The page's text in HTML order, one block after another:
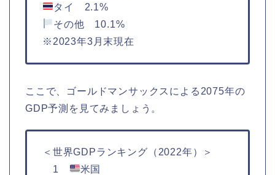
タイ 2.1%
その他 10.1%
※2023年3月末現在
ここで、ゴールドマンサックスによる2075年の
GDP予測を見てみましょう。
＜世界GDPランキング（2022年）＞
1
米国